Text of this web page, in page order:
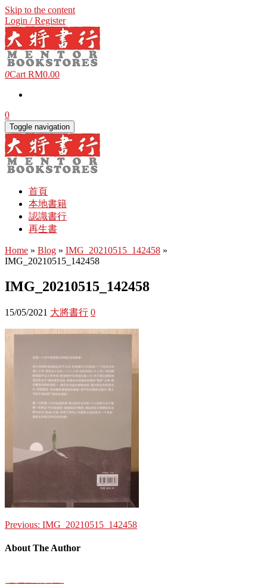
Skip to the content
Login / Register
0Cart RM0.00
0
Toggle navigation
首頁
本地書籍
認識書行
再生書
Home » Blog » IMG_20210515_142458 »
IMG_20210515_142458
IMG_20210515_142458
15/05/2021 大將書行 0
Previous: IMG_20210515_142458
About The Author